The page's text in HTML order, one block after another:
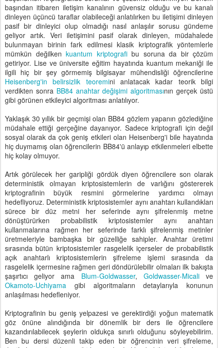
başından itibaren iletişim kanalının güvensiz olduğu ve bu kanalı
dinleyen üçüncü taraflar olabileceği anlatılırken bu iletişimi dinleyen
pasif bir dinleyici olup olmadığı nasıl anlaşılır sorusu gündeme
geliyor artık. Veri iletişimini pasif olarak dinleyen, müdahalede
bulunmayan birinin fark edilmesi klasik kriptografik yöntemlerle
mümkün değilken kuantum kriptografibu soruna da bir çözüm
getiriyor. Lise ve üniversite eğitim hayatında kuantum mekaniği ile
ilgili hiç bir şey görmemiş bilgisayar mühendisliği öğrencilerine
Heisenberg'in belirsizlik teoremini anlatacak kadar teorik bilgi
verdikten sonra BB84 anahtar değişimi algoritmasının gerçek üstü
gibi görünen etkileyici algoritması anlatılıyor.
Yaklaşık 30 yıllık bir geçmişi olan BB84 gözlem yapanın gözlediğine
müdahale ettiği gerçeğine dayanıyor. Sadece kriptografi için değil
sosyal olarak da çok geniş etkileri olan Heisenberg'i bile hayatında
hiç duymamış olan öğrencilerin BB84'ü anlayıp etkilenmeleri elbette
hiç kolay olmuyor.
Artık görülecek her garipliği gördük diyen öğrencilere son olarak
deterministik olmayan kriptosistemlerin de varlığını göstererek
kriptografinin büyük resmini görmelerine yardımcı olmayı
hedefliyoruz. Deterministik kriptosistemler aynı anahtarı kullandıkları
sürece bir düz metni her seferinde aynı şifrelenmiş metne
dönüştürürken probabilistik kriptosistemler aynı anahtarı
kullanmalarına rağmen her seferinde farklı şifrelenmiş metinler
üretmeleriyle bambaşka bir güzelliğe sahipler. Anahtar üretimi
sırasında bütün kriptosistemler rasgelelik içerseler de probabilistik
açık anahtarlı kriptosistemlerin şifreleme işlemi sırasında da
rasgelelik içermesine rağmen geri döndürülebilir olmaları ilk bakışta
şaşırtıcı geliyor ama Blum-Goldwasser, Goldwasser-Micalive
Okamoto-Uchiyama gibi algoritmaların detaylarıyla konunun
anlaşılması hedefleniyor.
Kriptografinin bu geniş yelpazesi ve gerektirdiği yoğun matematik
göz önüne alındığında bir dönemlik bir ders ile öğrencilere
kazandırılabilecek şeylerin oldukça sınırlı olduğunu söyleyebilirim.
Ben bu dersi düzenli takip eden bir öğrencinin veri şifreleme,